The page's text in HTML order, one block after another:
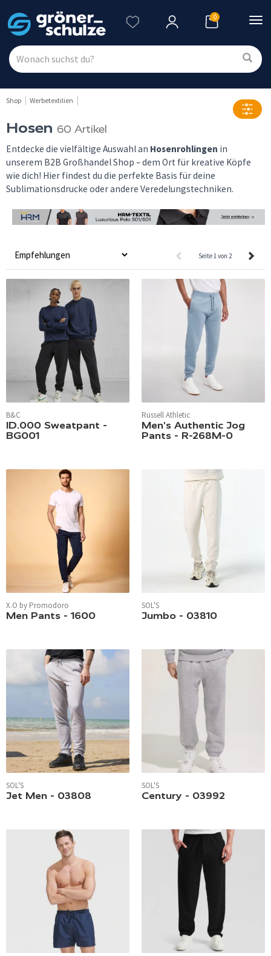
0
Shop Werbetextilien
Hosen 60 Artikel
Entdecke die vielfältige Auswahl an Hosenrohlingen in
unserem B2B Großhandel Shop – dem Ort für kreative Köpfe
wie dich! Hier findest du die perfekte Basis für deine
Sublimationsdrucke oder andere Veredelungstechniken.
Seite 1 von 2
B&C
ID.000 Sweatpant -
BG001
Russell Athletic
Men's Authentic Jog
Pants - R-268M-0
X.O by Promodoro
Men Pants - 1600
SOL'S
Jumbo - 03810
SOL'S
Jet Men - 03808
SOL'S
Century - 03992